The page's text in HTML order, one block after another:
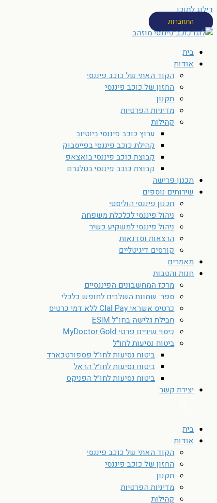
דילוג לתוכן
התחברות
בית
אודות
הקוד האתי של כוכב פיננסי
החזון של כוכב פיננסי
תקנון
מדיניות הפרטיות
קהילות
ערוץ כוכב פיננסי ביוטיוב
קהילת כוכב פיננסי בפייסבוק
קבוצת כוכב פיננסי בואצאפ
קבוצת כוכב פיננסי בטלגרם
תכנון פרישה
שירותים נוספים
תכנון פיננסי הוליסטי
ניהול פיננסי לכלכלת משפחה
ניהול פיננסי למשקיע כשיר
הרצאות וסדנאות
קורסים דיגיטליים
מאמרים
חנות והטבות
מרכז המחשבונים הפיננסיים
ספר: שמונת השלבים לחופש כלכלי
כרטיס אשראי Clal Pay ללא דמי כרטיס
חבילת גלישה בחו”ל ESIM
כיסוי שיניים פרטי MyDoctor Gold
ביטוח נסיעות לחו״ל
ביטוח נסיעות לחו״ל פספורטכארד
ביטוח נסיעות לחו״ל הראל
ביטוח נסיעות לחו״ל הפניקס
יצירת קשר
בית
אודות
הקוד האתי של כוכב פיננסי
החזון של כוכב פיננסי
תקנון
מדיניות הפרטיות
קהילות